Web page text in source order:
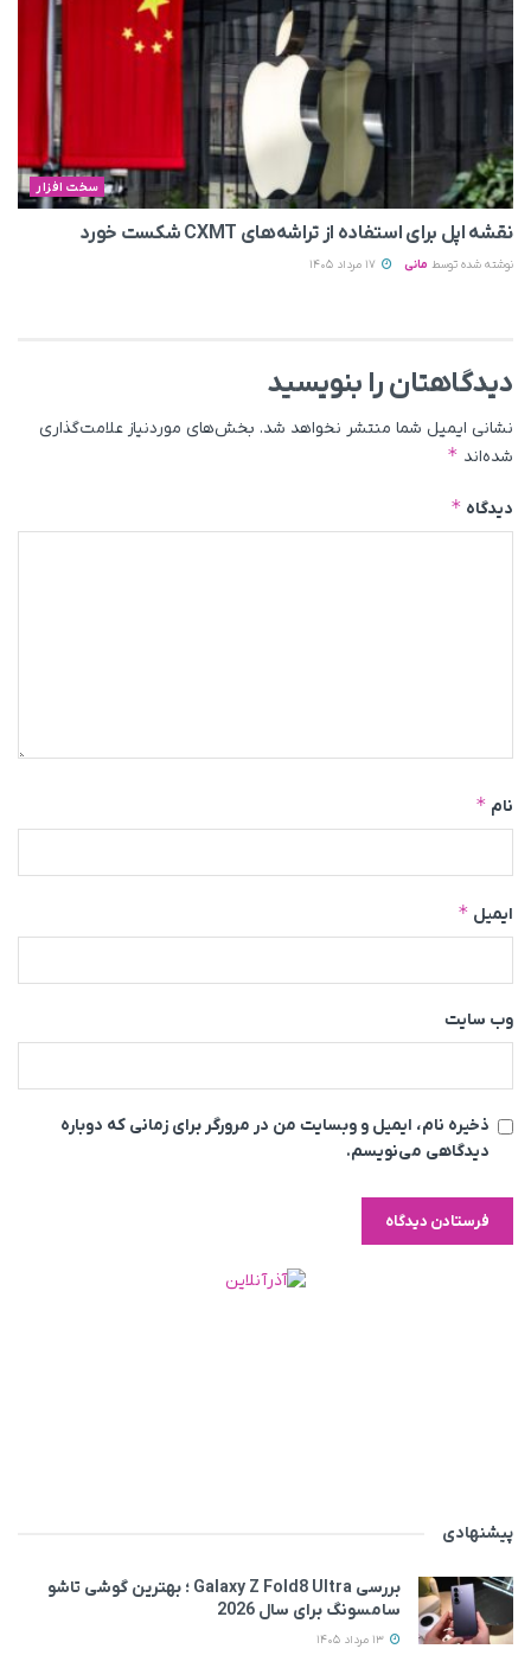
سخت افزار
نقشه اپل برای استفاده از تراشه‌های CXMT شکست خورد
نوشته شده توسط مانی
دیدگاهتان را بنویسید
نشانی ایمیل شما منتشر نخواهد شد. بخش‌های موردنیاز علامت‌گذاری
شده‌اند *
دیدگاه *
نام *
ایمیل *
وب‌ سایت
ذخیره نام، ایمیل و وبسایت من در مرورگر برای زمانی که دوباره
دیدگاهی می‌نویسم.
پیشنهادی
بررسی Galaxy Z Fold8 Ultra ؛ بهترین گوشی تاشو
سامسونگ برای سال 2026